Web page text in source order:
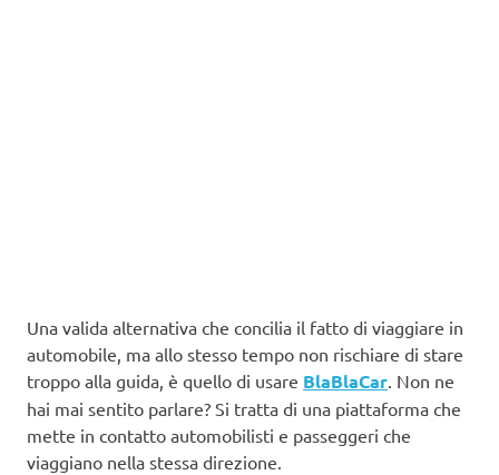
Una valida alternativa che concilia il fatto di viaggiare in
automobile, ma allo stesso tempo non rischiare di stare
troppo alla guida, è quello di usare BlaBlaCar. Non ne
hai mai sentito parlare? Si tratta di una piattaforma che
mette in contatto automobilisti e passeggeri che
viaggiano nella stessa direzione.